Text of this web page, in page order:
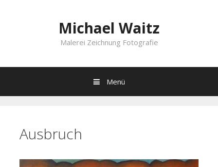
Michael Waitz
Malerei Zeichnung Fotografie
Menü
Ausbruch